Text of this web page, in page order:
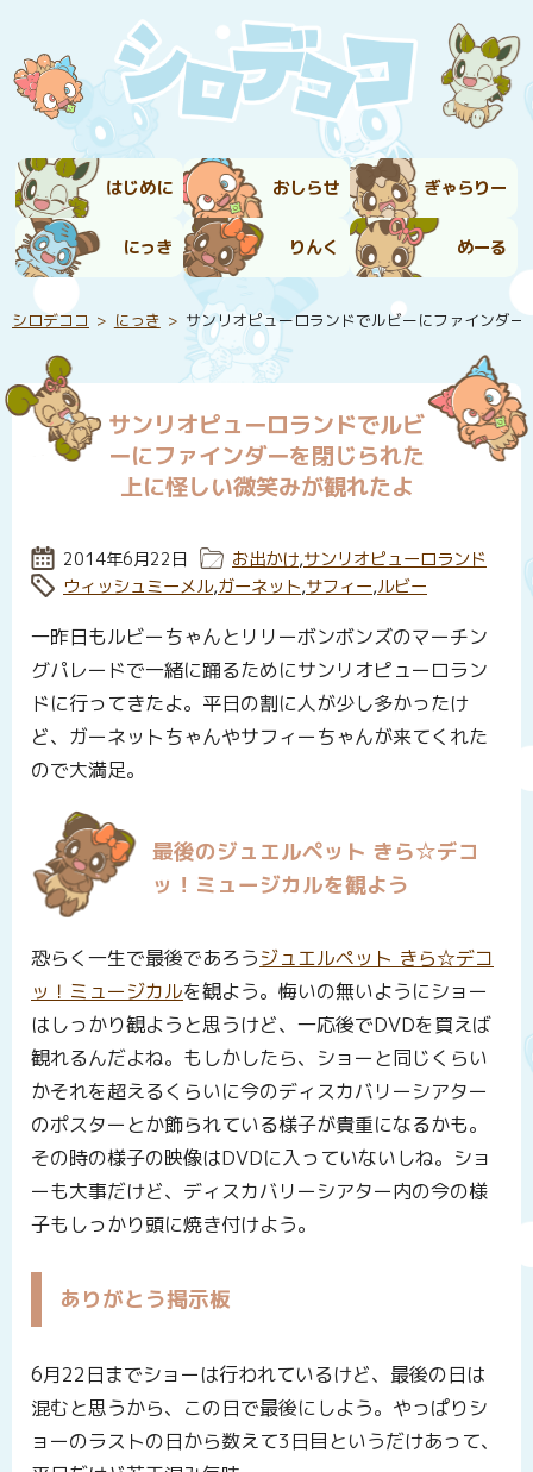
はじめに おしらせ ぎゃらりー
にっき りんく めーる
シロデココ にっき サンリオピューロランドでルビーにファインダ
サンリオピューロランドでルビ
ーにファインダーを閉じられた
上に怪しい微笑みが観れたよ
投稿日:
2014年6月22日 カテゴリー:
お出かけ,サンリオピューロランド
タグ:
ウィッシュミーメル,ガーネット,サフィー,ルビー
一昨日もルビーちゃんとリリーボンボンズのマーチン
グパレードで一緒に踊るためにサンリオピューロラン
ドに行ってきたよ。平日の割に人が少し多かったけ
ど、ガーネットちゃんやサフィーちゃんが来てくれた
ので大満足。
最後のジュエルペット きら☆デコ
ッ！ミュージカルを観よう
恐らく一生で最後であろうジュエルペット きら☆デコ
ッ！ミュージカルを観よう。悔いの無いようにショー
はしっかり観ようと思うけど、一応後でDVDを買えば
観れるんだよね。もしかしたら、ショーと同じくらい
かそれを超えるくらいに今のディスカバリーシアター
のポスターとか飾られている様子が貴重になるかも。
その時の様子の映像はDVDに入っていないしね。ショ
ーも大事だけど、ディスカバリーシアター内の今の様
子もしっかり頭に焼き付けよう。
ありがとう掲示板
6月22日までショーは行われているけど、最後の日は
混むと思うから、この日で最後にしよう。やっぱりシ
ョーのラストの日から数えて3日目というだけあって、